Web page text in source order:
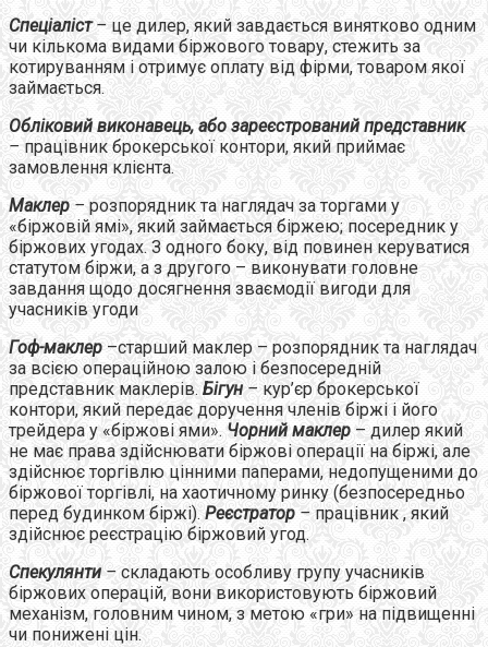
Спеціаліст– це дилер, який завдається винятково одним
чи кількома видами біржового товару, стежить за
котируванням і отримує оплату від фірми, товаром якої
займається.
Обліковий виконавець, або зареєстрований представник
– працівник брокерської контори, який приймає
замовлення клієнта.
Маклер – розпорядник та наглядач за торгами у
«біржовій ямі», який займається біржею; посередник у
біржових угодах. З одного боку, від повинен керуватися
статутом біржи, а з другого – виконувати головне
завдання щодо досягнення зваємодії вигоди для
учасників угоди
Гоф-маклер –старший маклер – розпорядник та наглядач
за всією операційною залою і безпосередній
представник маклерів. Бігун – кур’єр брокерської
контори, який передає доручення членів біржі і його
трейдера у «біржові ями». Чорний маклер – дилер який
не має права здійснювати біржові операції на біржі, але
здійснює торгівлю цінними паперами, недопущеними до
біржової торгівлі, на хаотичному ринку (безпосередньо
перед будинком біржі). Реєстратор – працівник , який
здійснює реєстрацію біржовий угод.
Спекулянти– складають особливу групу учасників
біржових операцій, вони використовують біржовий
механізм, головним чином, з метою «гри» на підвищенні
чи понижені цін.